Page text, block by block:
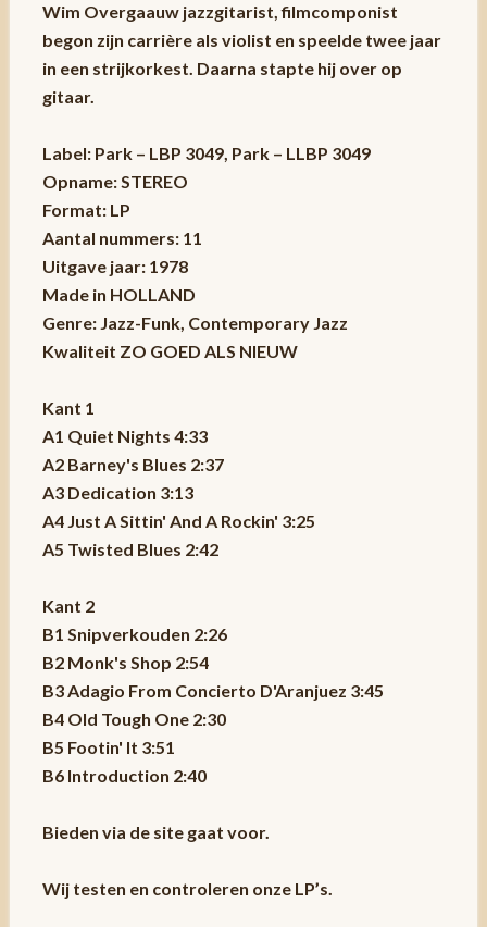
Wim Overgaauw jazzgitarist, filmcomponist
begon zijn carrière als violist en speelde twee jaar
in een strijkorkest. Daarna stapte hij over op
gitaar.
Label: Park – LBP 3049, Park – LLBP 3049
Opname: STEREO
Format: LP
Aantal nummers: 11
Uitgave jaar: 1978
Made in HOLLAND
Genre: Jazz-Funk, Contemporary Jazz
Kwaliteit ZO GOED ALS NIEUW
Kant 1
A1 Quiet Nights 4:33
A2 Barney's Blues 2:37
A3 Dedication 3:13
A4 Just A Sittin' And A Rockin' 3:25
A5 Twisted Blues 2:42
Kant 2
B1 Snipverkouden 2:26
B2 Monk's Shop 2:54
B3 Adagio From Concierto D'Aranjuez 3:45
B4 Old Tough One 2:30
B5 Footin' It 3:51
B6 Introduction 2:40
Bieden via de site gaat voor.
Wij testen en controleren onze LP’s.